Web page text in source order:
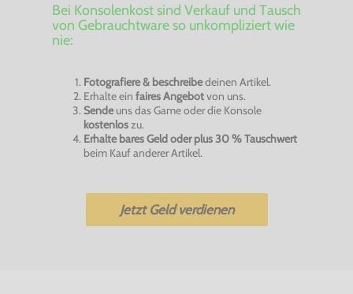
Bei Konsolenkost sind Verkauf und Tausch
von Gebrauchtware so unkompliziert wie
nie:
Fotografiere & beschreibedeinen Artikel.
Erhalte ein faires Angebotvon uns.
Sendeuns das Game oder die Konsole
kostenloszu.
Erhalte bares Geld oder plus 30 % Tauschwert
beim Kauf anderer Artikel.
Jetzt Geld verdienen